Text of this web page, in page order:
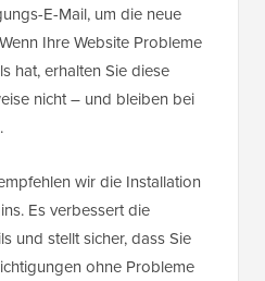
E-Mail, um die neue
Ihre Website Probleme
hat, erhalten Sie diese
nicht – und bleiben bei
wir die Installation
Es verbessert die
und stellt sicher, dass Sie
ohne Probleme